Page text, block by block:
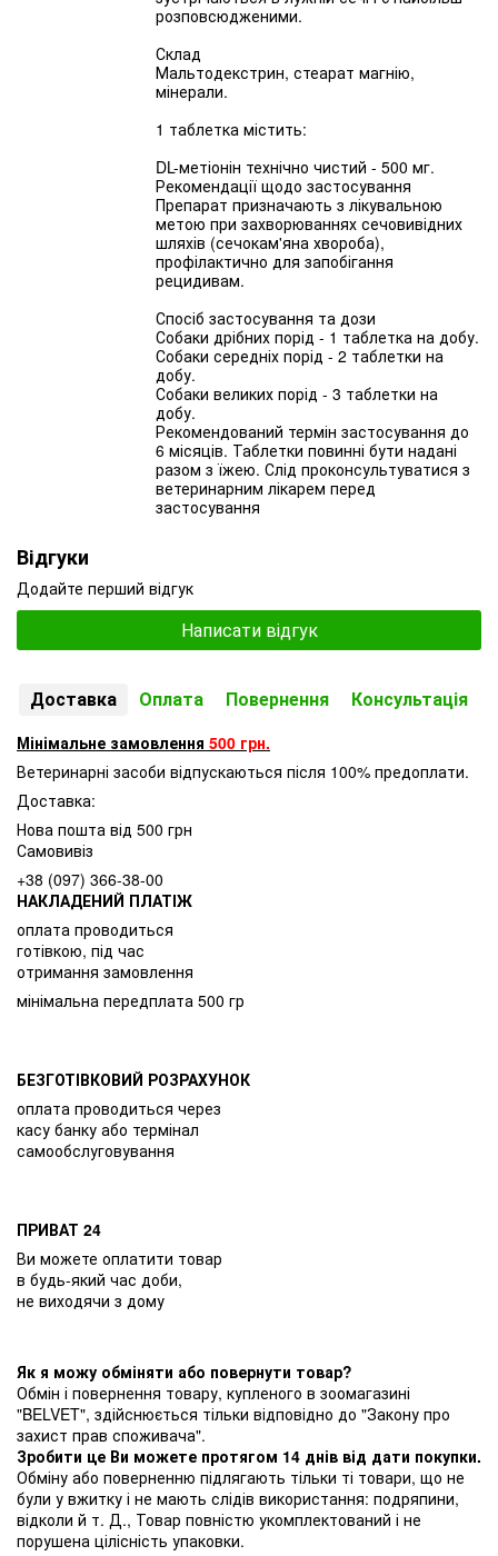
розповсюдженими.
Склад
Мальтодекстрин, стеарат магнію,
мінерали.
1 таблетка містить:
DL-метіонін технічно чистий - 500 мг.
Рекомендації щодо застосування
Препарат призначають з лікувальною
метою при захворюваннях сечовивідних
шляхів (сечокам'яна хвороба),
профілактично для запобігання
рецидивам.
Спосіб застосування та дози
Собаки дрібних порід - 1 таблетка на добу.
Собаки середніх порід - 2 таблетки на
добу.
Собаки великих порід - 3 таблетки на
добу.
Рекомендований термін застосування до
6 місяців. Таблетки повинні бути надані
разом з їжею. Слід проконсультуватися з
ветеринарним лікарем перед
застосування
Відгуки
Додайте перший відгук
Написати відгук
Доставка Оплата Повернення Консультація
Мінімальне замовлення 500 грн.
Ветеринарні засоби відпускаються після 100% предоплати.
Доставка:
Нова пошта від 500 грн
Самовивіз
+38 (097) 366-38-00
НАКЛАДЕНИЙ ПЛАТІЖ
оплата проводиться
готівкою, під час
отримання замовлення
мінімальна передплата 500 гр
БЕЗГОТІВКОВИЙ РОЗРАХУНОК
оплата проводиться через
касу банку або термінал
самообслуговування
ПРИВАТ 24
Ви можете оплатити товар
в будь-який час доби,
не виходячи з дому
Як я можу обміняти або повернути товар?
Обмін і повернення товару, купленого в зоомагазині
"BELVET", здійснюється тільки відповідно до "Закону про
захист прав споживача".
Зробити це Ви можете протягом 14 днів від дати покупки.
Обміну або поверненню підлягають тільки ті товари, що не
були у вжитку і не мають слідів використання: подряпини,
відколи й т. Д., Товар повністю укомплектований і не
порушена цілісність упаковки.